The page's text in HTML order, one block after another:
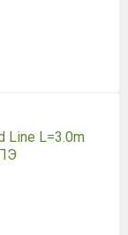
Line L=3.0m